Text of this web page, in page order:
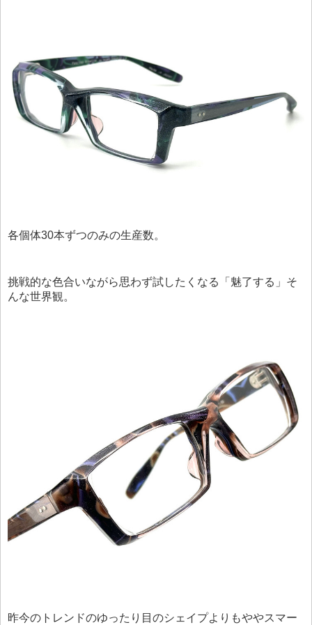
各個体30本ずつのみの生産数。
挑戦的な色合いながら思わず試したくなる「魅了する」そ
んな世界観。
昨今のトレンドのゆったり目のシェイプよりもややスマー